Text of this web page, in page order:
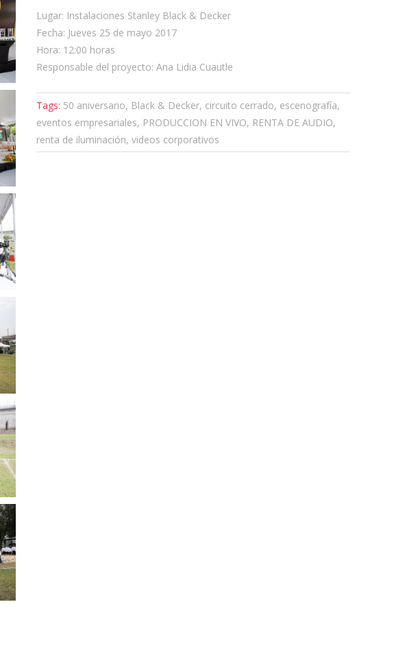
Lugar: Instalaciones Stanley Black & Decker
Fecha: Jueves 25 de mayo 2017
Hora: 12:00 horas
Responsable del proyecto: Ana Lidia Cuautle
Tags: 50 aniversario, Black & Decker, circuito cerrado, escenografía,
eventos empresariales, PRODUCCION EN VIVO, RENTA DE AUDIO,
renta de iluminación, videos corporativos